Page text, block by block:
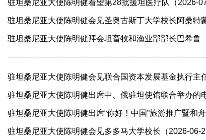
驻坦桑尼亚大使陈明健看望第28批援坦医疗队（2026-
驻坦桑尼亚大使陈明健会见圣奥古斯丁大学校长阿桑特
驻坦桑尼亚大使陈明健拜会坦畜牧和渔业部部长巴希鲁
驻坦桑尼亚大使陈明健会见联合国资本发展基金执行主
驻坦桑尼亚大使陈明健出席中、俄驻坦使馆联合举办的
驻坦桑尼亚大使陈明健出席“你好！中国”旅游推广暨和
驻坦桑尼亚大使陈明健会见多多马大学校长（2026-06-